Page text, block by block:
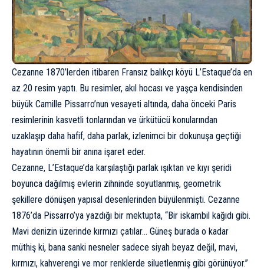
Cezanne 1870’lerden itibaren Fransız balıkçı köyü L’Estaque’da en
az 20 resim yaptı. Bu resimler, akıl hocası ve yaşça kendisinden
büyük Camille Pissarro’nun vesayeti altında, daha önceki Paris
resimlerinin kasvetli tonlarından ve ürkütücü konularından
uzaklaşıp daha hafif, daha parlak, izlenimci bir dokunuşa geçtiği
hayatının önemli bir anına işaret eder.
Cezanne, L’Estaque’da karşılaştığı parlak ışıktan ve kıyı şeridi
boyunca dağılmış evlerin zihninde soyutlanmış, geometrik
şekillere dönüşen yapısal desenlerinden büyülenmişti. Cezanne
1876’da Pissarro’ya yazdığı bir mektupta, “Bir iskambil kağıdı gibi.
Mavi denizin üzerinde kırmızı çatılar… Güneş burada o kadar
müthiş ki, bana sanki nesneler sadece siyah beyaz değil, mavi,
kırmızı, kahverengi ve mor renklerde siluetlenmiş gibi görünüyor.”